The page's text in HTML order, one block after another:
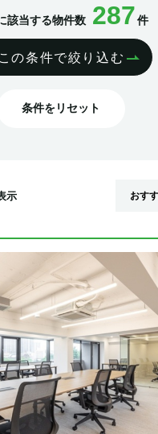
該当する物件数 287件
この条件で絞り込む
条件をリセット
示